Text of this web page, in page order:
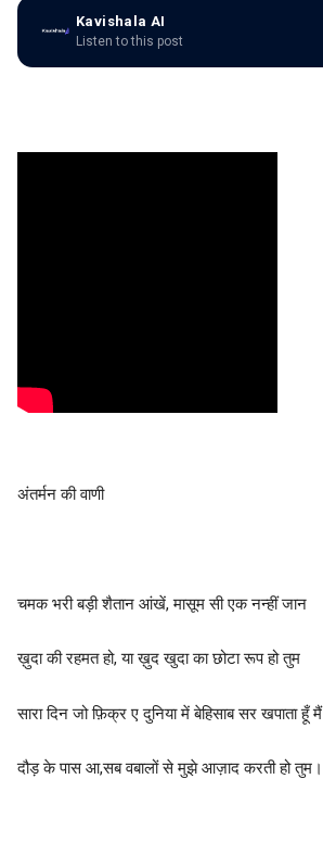
Kavishala AI
Listen to this post
अंतर्मन की वाणी
चमक भरी बड़ी शैतान आंखें, मासूम सी एक नन्हीं जान
ख़ुदा की रहमत हो, या ख़ुद खुदा का छोटा रूप हो तुम
सारा दिन जो फ़िक्र ए दुनिया में बेहिसाब सर खपाता हूँ मैं
दौड़ के पास आ,सब वबालों से मुझे आज़ाद करती हो तुम।